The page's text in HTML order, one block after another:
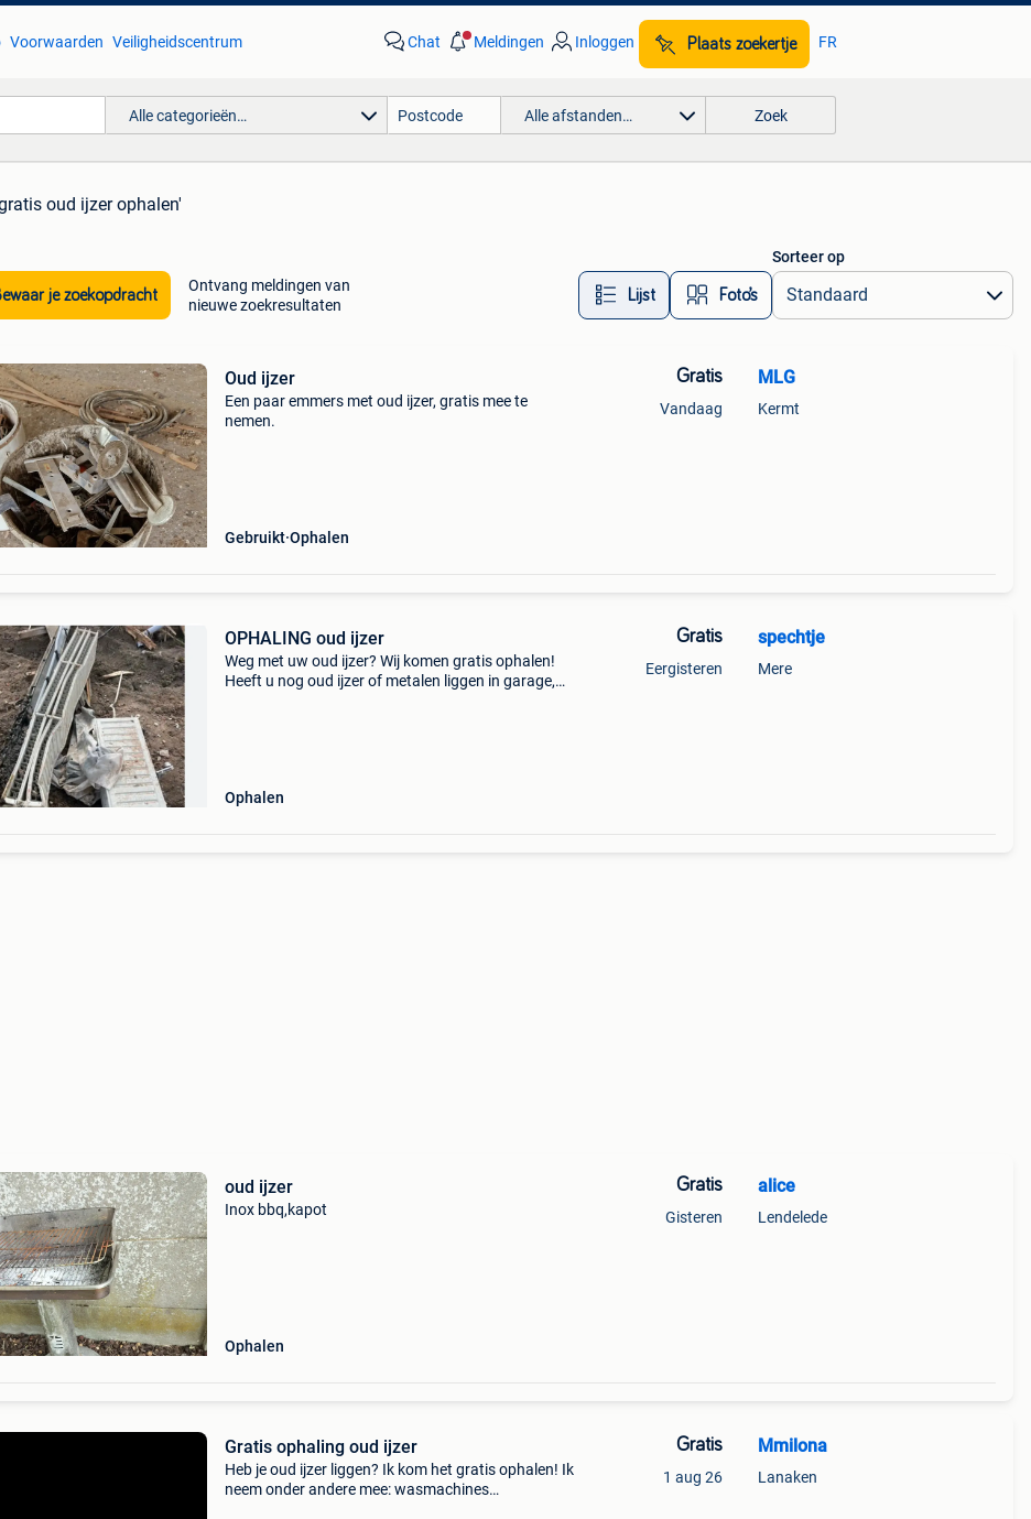
Voorwaarden Veiligheidscentrum Chat Meldingen Inloggen Plaats zoekertje FR
Alle categorieën… Alle afstanden… Zoek
oud ijzer ophalen'
je zoekopdracht
Ontvang meldingen van
nieuwe zoekresultaten
Lijst Foto’s
Sorteer op
Oud ijzer
Een paar emmers met oud ijzer, gratis mee te
nemen.
Gebruikt Ophalen
Gratis
Vandaag
MLG
Kermt
OPHALING oud ijzer
Weg met uw oud ijzer? Wij komen gratis ophalen!
Heeft u nog oud ijzer of metalen liggen in garage,
Ophalen
Gratis
Eergisteren
spechtje
Mere
oud ijzer
Inox bbq,kapot
Ophalen
Gratis
Gisteren
alice
Lendelede
Gratis ophaling oud ijzer
Heb je oud ijzer liggen? Ik kom het gratis ophalen! Ik
neem onder andere mee: wasmachines
Gratis
1 aug 26
Mmilona
Lanaken